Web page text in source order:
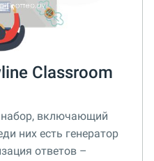
Classroom
набор, включающий
них есть генератор
ответов –